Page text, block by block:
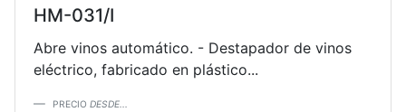
HM-031/I
Abre vinos automático. - Destapador de vinos
eléctrico, fabricado en plástico...
PRECIO DESDE...